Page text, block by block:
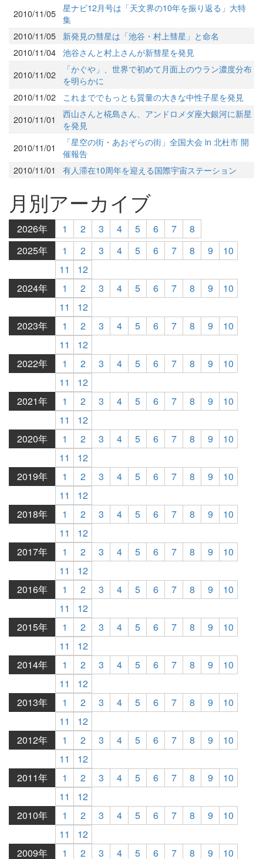
2010/11/05 星ナビ12月号は「天文界の10年を振り返る」大特
集
2010/11/05
新発見の彗星は「池谷・村上彗星」と命名
2010/11/04 池谷さんと村上さんが新彗星を発見
2010/11/02
「かぐや」、世界で初めて月面上のウラン濃度分布
を明らかに
2010/11/02
これまででもっとも質量の大きな中性子星を発見
2010/11/01
西山さんと椛島さん、アンドロメダ座大銀河に新星
を発見
2010/11/01
「星空の街・あおぞらの街」全国大会 in 北杜市 開
催報告
2010/11/01
有人滞在10周年を迎える国際宇宙ステーション
月別アーカイブ
2026年 1 2 3 4 5 6 7
8
2025年
1 2 3 4 5 6 7 8 9
10
11
12
2024年
1 2 3 4 5 6 7 8 9
10
11
12
2023年
1 2 3 4 5 6 7 8 9
10
11
12
2022年
1 2 3 4 5 6 7 8 9
10
11
12
2021年
1 2 3 4 5 6 7 8 9
10
11
12
2020年
1 2 3 4 5 6 7 8 9
10
11
12
2019年
1 2 3 4 5 6 7 8 9
10
11
12
2018年
1 2 3 4 5 6 7 8 9
10
11
12
2017年
1 2 3 4 5 6 7 8 9
10
11
12
2016年
1 2 3 4 5 6 7 8 9
10
11
12
2015年
1 2 3 4 5 6 7 8 9
10
11
12
2014年
1 2 3 4 5 6 7 8 9
10
11
12
2013年
1 2 3 4 5 6 7 8 9
10
11
12
2012年
1 2 3 4 5 6 7 8 9
10
11
12
2011年
1 2 3 4 5 6 7 8 9
10
11
12
2010年
1 2 3 4 5 6 7 8 9
10
11
12
2009年
1 2 3 4 5 6 7 8 9 10